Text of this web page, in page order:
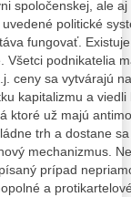
spoločenskej, ale
politické
fungovať.
podnikatelia
ceny sa vytvárajú
kapitalizmu a
ktoré už majú
trh a dostane
mechanizmus.
prípad
a